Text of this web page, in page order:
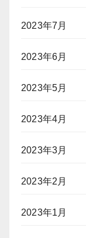
2023年7月
2023年6月
2023年5月
2023年4月
2023年3月
2023年2月
2023年1月